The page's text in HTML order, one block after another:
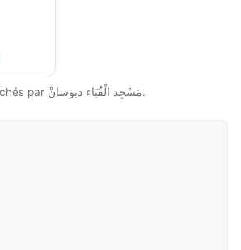
Horaires officiels affichés par مَسْجِد الْقُبَاء دبوسانْ.